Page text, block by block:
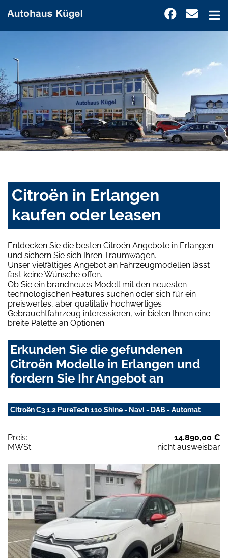
Citroën in Erlangen
kaufen oder leasen
Entdecken Sie die besten Citroën Angebote in Erlangen
und sichern Sie sich Ihren Traumwagen.
Unser vielfältiges Angebot an Fahrzeugmodellen lässt
fast keine Wünsche offen.
Ob Sie ein brandneues Modell mit den neuesten
technologischen Features suchen oder sich für ein
preiswertes, aber qualitativ hochwertiges
Gebrauchtfahrzeug interessieren, wir bieten Ihnen eine
breite Palette an Optionen.
Erkunden Sie die gefundenen
Citroën Modelle in Erlangen und
fordern Sie Ihr Angebot an
Citroën C3 1.2 PureTech 110 Shine - Navi - DAB - Automat
Preis:
14.890,00 €
MWSt:
nicht ausweisbar